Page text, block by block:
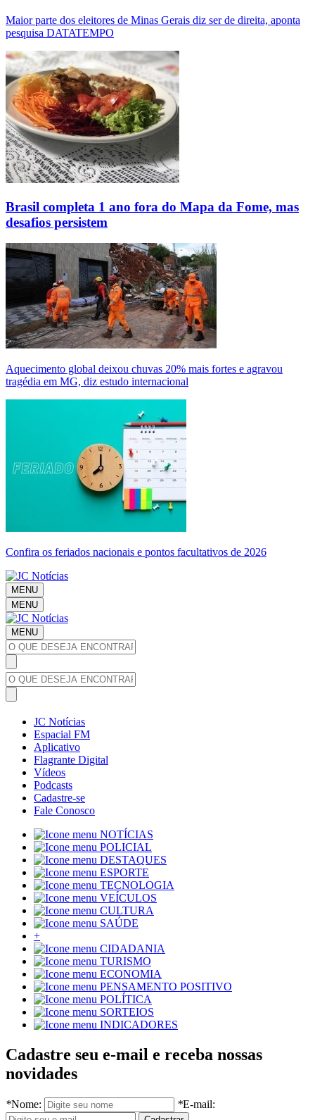
Maior parte dos eleitores de Minas Gerais diz ser de direita, aponta
pesquisa DATATEMPO
Brasil completa 1 ano fora do Mapa da Fome, mas
desafios persistem
Aquecimento global deixou chuvas 20% mais fortes e agravou
tragédia em MG, diz estudo internacional
Confira os feriados nacionais e pontos facultativos de 2026
MENU
MENU
MENU
JC Notícias
Espacial FM
Aplicativo
Flagrante Digital
Vídeos
Podcasts
Cadastre-se
Fale Conosco
NOTÍCIAS
POLICIAL
DESTAQUES
ESPORTE
TECNOLOGIA
VEÍCULOS
CULTURA
SAÚDE
+
CIDADANIA
TURISMO
ECONOMIA
PENSAMENTO POSITIVO
POLÍTICA
SORTEIOS
INDICADORES
Cadastre seu e-mail e receba nossas
novidades
*Nome: *E-mail: